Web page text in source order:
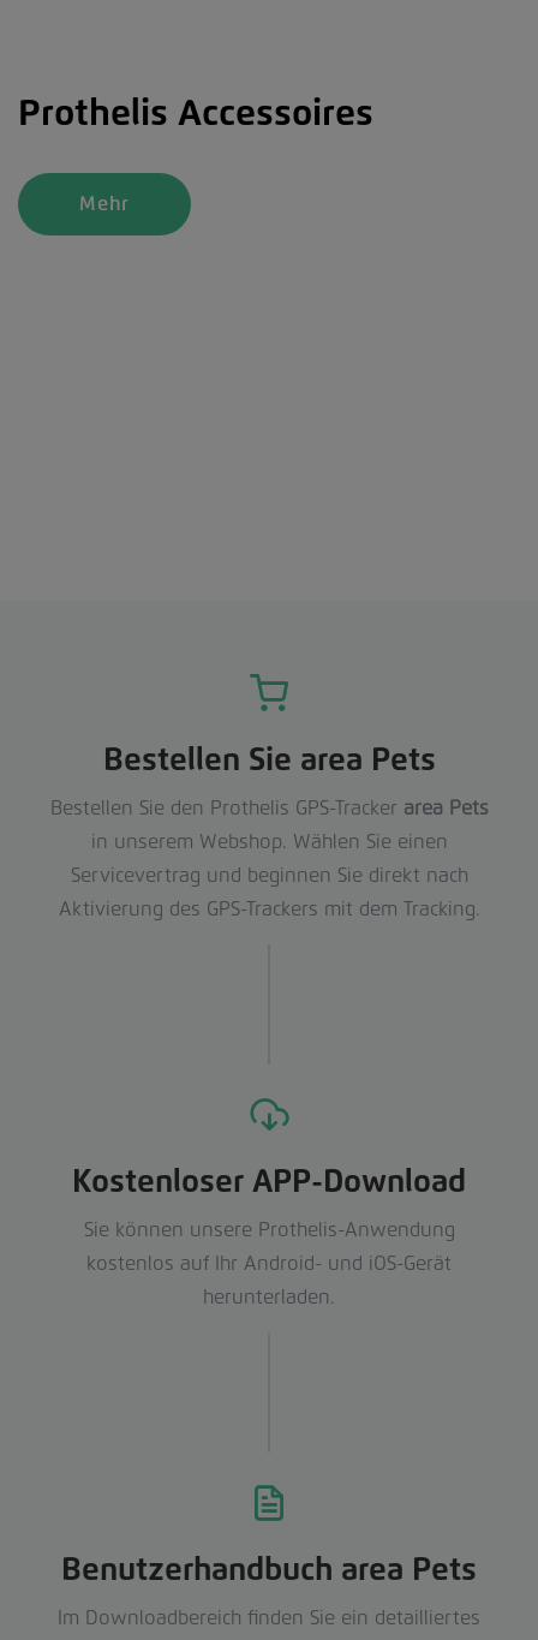
Prothelis Accessoires
Mehr
Bestellen Sie area Pets
Bestellen Sie den Prothelis GPS-Tracker area Pets
in unserem Webshop. Wählen Sie einen
Servicevertrag und beginnen Sie direkt nach
Aktivierung des GPS-Trackers mit dem Tracking.
Kostenloser APP-Download
Sie können unsere Prothelis-Anwendung
kostenlos auf Ihr Android- und iOS-Gerät
herunterladen.
Benutzerhandbuch area Pets
Im Downloadbereich finden Sie ein detailliertes